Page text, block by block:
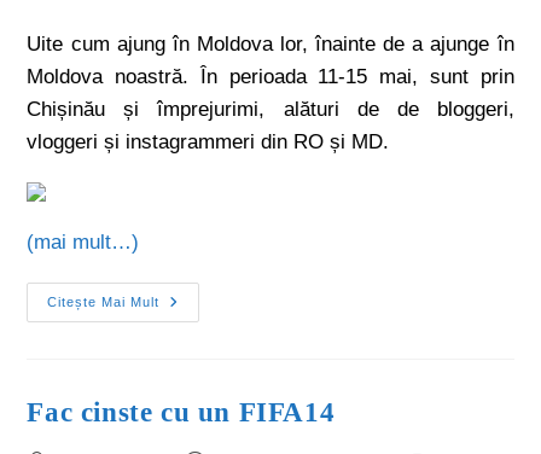
Uite cum ajung în Moldova lor, înainte de a ajunge în
Moldova noastră. În perioada 11-15 mai, sunt prin
Chișinău și împrejurimi, alături de de bloggeri,
vloggeri și instagrammeri din RO și MD.
(mai mult…)
Citește Mai Mult
Fac cinste cu un FIFA14